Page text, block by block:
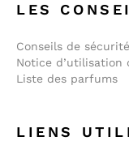
LES
Conseils de
Notice d’utilisation
Liste des parfums
LIENS